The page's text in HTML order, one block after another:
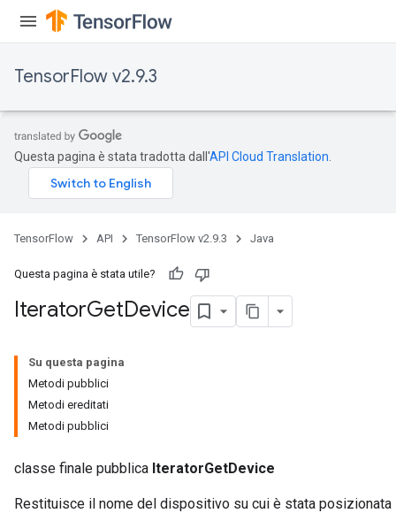
TensorFlow v2.9.3
Questa pagina è stata tradotta dall'API Cloud Translation
TensorFlow API TensorFlow v2.9.3 Java
Questa pagina è stata utile?
IteratorGetDevice
Su questa pagina
Metodi pubblici
Metodi ereditati
Metodi pubblici
classe finale pubblica IteratorGetDevice
Restituisce il nome del dispositivo su cui è stata posizionata